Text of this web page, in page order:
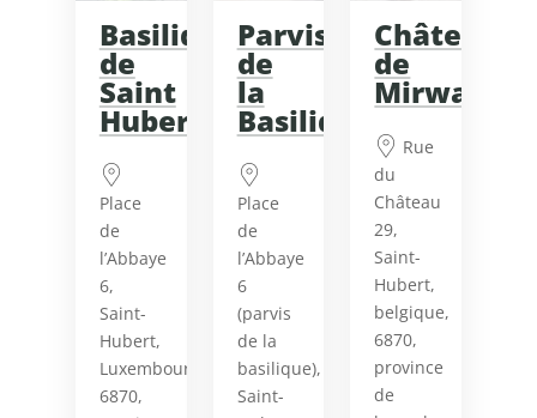
Basilique
de
Saint
Hubert
Place
de
l’Abbaye
6,
Saint-
Hubert,
Luxembourg,
6870,
Parvis
de
la
Basilique
Place
de
l’Abbaye
6
(parvis
de la
basilique),
Saint-
Château
de
Mirwart
Rue
du
Château
29,
Saint-
Hubert,
belgique,
6870,
province
de